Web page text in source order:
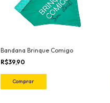
Bandana Brinque Comigo
R$39,90
Comprar